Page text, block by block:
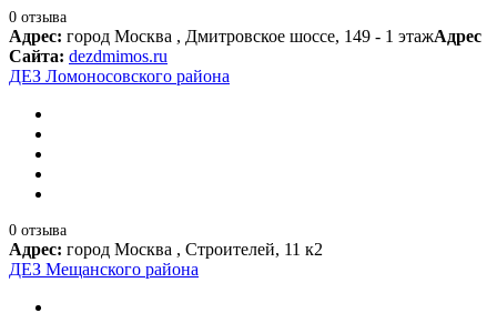
0 отзыва
Адрес: город Москва , Дмитровское шоссе, 149 - 1 этажАдрес
Сайта: dezdmimos.ru
ДЕЗ Ломоносовского района
0 отзыва
Адрес: город Москва , Строителей, 11 к2
ДЕЗ Мещанского района